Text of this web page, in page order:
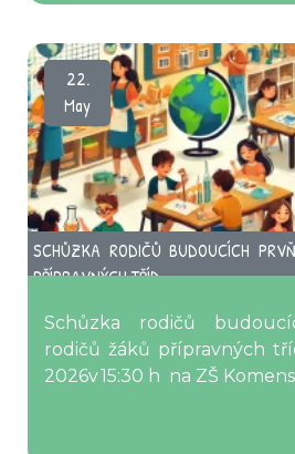
22.
May
SCHŮZKA RODIČŮ BUDOUCÍCH
PŘÍPRAVNÝCH TŘÍD
Schůzka rodičů
rodičů žáků přípravných
2026v 15:30 h na ZŠ